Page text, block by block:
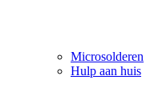
Microsolderen
Hulp aan huis